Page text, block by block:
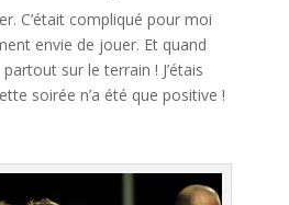
C’était compliqué pour moi
envie de jouer. Et quand
sur le terrain ! J’étais
soirée n’a été que positive !